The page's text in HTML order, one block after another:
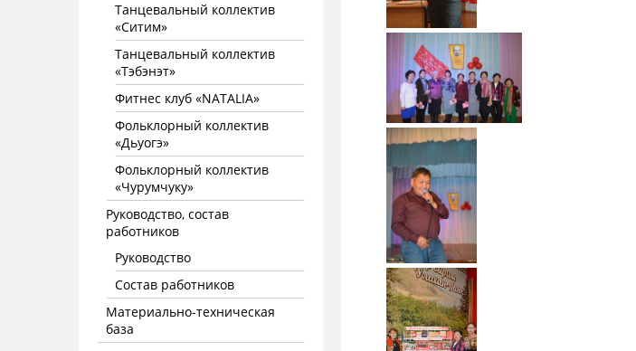
Танцевальный коллектив
«Ситим»
Танцевальный коллектив
«Тэбэнэт»
Фитнес клуб «NATALIA»
Фольклорный коллектив
«Дьуогэ»
Фольклорный коллектив
«Чурумчуку»
Руководство, состав
работников
Руководство
Состав работников
Материально-техническая
база